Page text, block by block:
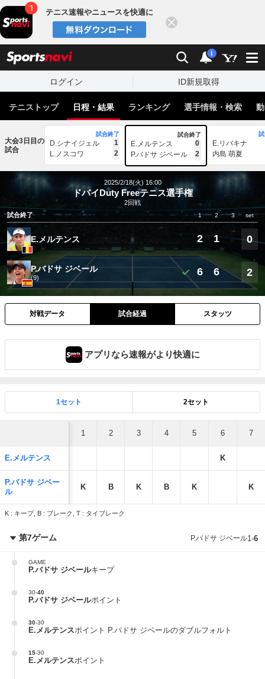
テニス速報やニュースを快適に
検索 通知
i
ログイン ID新規取得
テニストップ 日程・結果 ランキング 選手情報・検索
大会3日目の
試合
試合終了
D.シナイジェル
1
L.ノスコワ
2
試合終了
E.メルテンス
0
P.バドサ ジベール
2
E.リバキナ
内島 萌夏
2025/2/18(火) 16:00
ドバイDuty Freeテニス選手権
2回戦
試合終了
1 2 3 set
E.メルテンス 2 1 0
P.バドサ ジベール
(9) 6 6 2
対戦データ 試合経過 スタッツ
アプリなら速報がより快適に
1セット 2セット
1 2 3 4 5 6 7
E.メルテンス K
P.バドサ ジベー
ル
K B K B K K
K : キープ, B : ブレーク, T : タイブレーク
第7ゲーム P.バドサ ジベール1-6
GAME
P.バドサ ジベールキープ
30-40
P.バドサ ジベールポイント
30-30
E.メルテンスポイント P.バドサ ジベールのダブルフォルト
15-30
E.メルテンスポイント